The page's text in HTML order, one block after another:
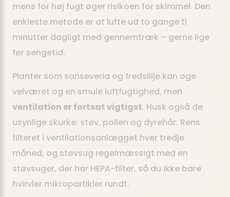
mens for høj fugt øger risikoen for skimmel. Den
enkleste metode er at lufte ud to gange ti
minutter dagligt med gennemtræk – gerne lige
før sengetid.
Planter som sanse­veria og fredslilje kan øge
velværet og en smule luftfugtighed, men
ventilation er fortsat vigtigst. Husk også de
usynlige skurke: støv, pollen og dyrehår. Rens
filteret i ventilationsanlægget hver tredje
måned, og støvsug regelmæssigt med en
støvsuger, der har HEPA-filter, så du ikke bare
hvirvler mikropartikler rundt.